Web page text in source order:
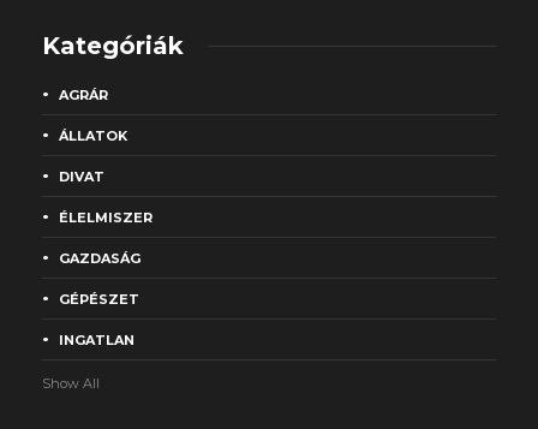
Kategóriák
AGRÁR
ÁLLATOK
DIVAT
ÉLELMISZER
GAZDASÁG
GÉPÉSZET
INGATLAN
Show All